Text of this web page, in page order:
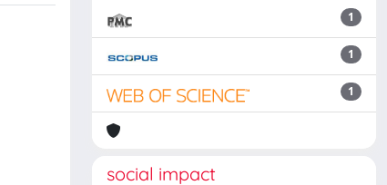
1
1
1
social impact